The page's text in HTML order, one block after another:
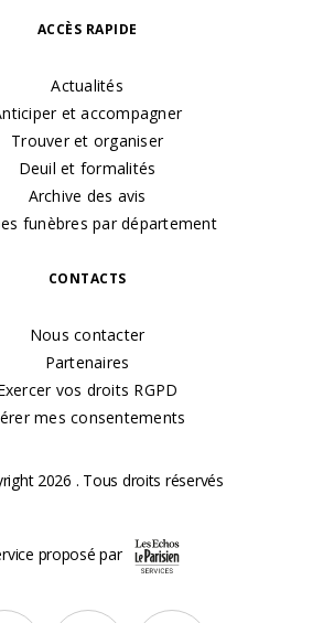
ACCÈS RAPIDE
Actualités
et accompagner
Trouver et organiser
Deuil et formalités
Archive des avis
funèbres par département
CONTACTS
Nous contacter
Partenaires
vos droits RGPD
mes consentements
2026 . Tous droits réservés
proposé par